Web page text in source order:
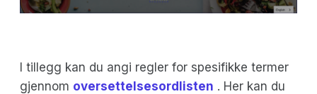
I tillegg kan du angi regler for spesifikke termer
gjennom oversettelsesordlisten . Her kan du